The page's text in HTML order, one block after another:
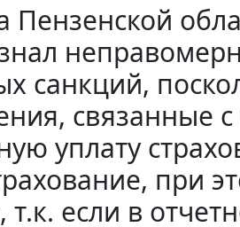
санкций,
связанные
уплату
при
если в